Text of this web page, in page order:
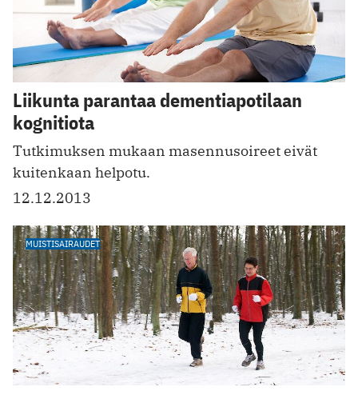
Liikunta parantaa dementiapotilaan
kognitiota
Tutkimuksen mukaan masennusoireet eivät
kuitenkaan helpotu.
12.12.2013
MUISTISAIRAUDET